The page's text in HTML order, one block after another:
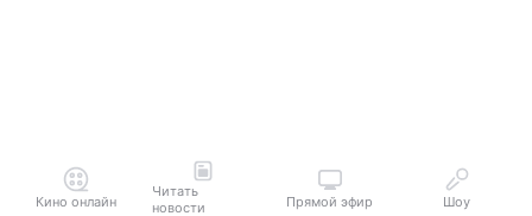
Кино онлайн
Читать
новости
Прямой эфир Шоу